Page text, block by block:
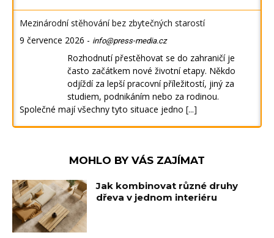
Mezinárodní stěhování bez zbytečných starostí
9 července 2026 - info@press-media.cz
Rozhodnutí přestěhovat se do zahraničí je
často začátkem nové životní etapy. Někdo
odjíždí za lepší pracovní příležitostí, jiný za
studiem, podnikáním nebo za rodinou.
Společné mají všechny tyto situace jedno [...]
MOHLO BY VÁS ZAJÍMAT
Jak kombinovat různé druhy
dřeva v jednom interiéru